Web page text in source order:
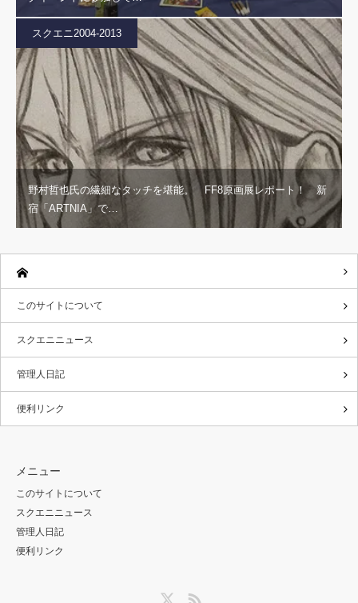
スクエニ2004-2013
野村哲也氏の繊細なタッチを堪能。 FF8原画展レポート！ 新
宿「ARTNIA」で…
このサイトについて
スクエニニュース
管理人日記
便利リンク
メニュー
このサイトについて
スクエニニュース
管理人日記
便利リンク